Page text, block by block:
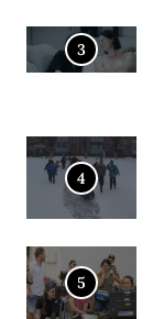
3
4
5